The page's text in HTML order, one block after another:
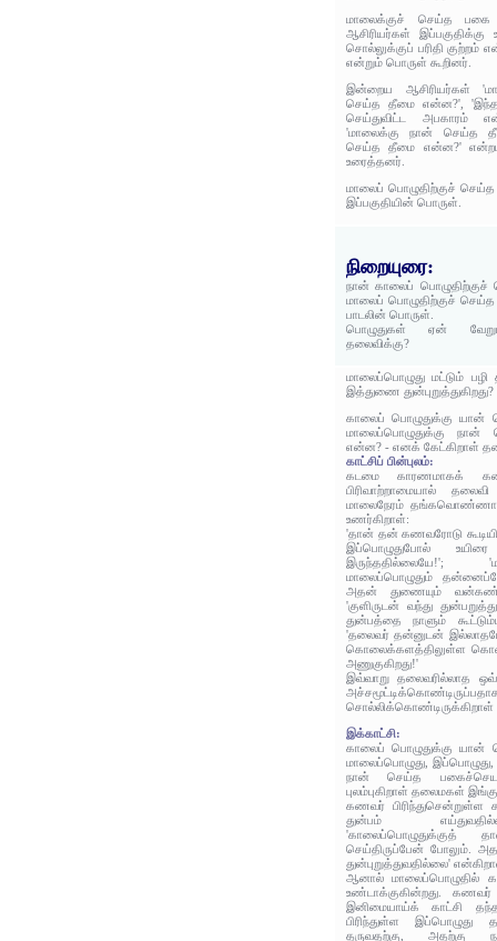
மாலைக்குச் செய்த பகை
ஆசிரியர்கள்
சொல்லுக்குப் பரிதி குற்றம்
என்றும் பொருள் கூறினர்.
இன்றைய ஆசிரியர்கள்
செய்த தீமை என்ன?',
செய்துவிட்ட அபகாரம்
'மாலைக்கு நான் செய்த
செய்த தீமை என்ன?'
உரைத்தனர்.
மாலைப் பொழுதிற்குச்
இப்பகுதியின் பொருள்.
நிறையுரை:
நான் காலைப்
மாலைப் பொழுதிற்குச்
பாடலின் பொருள்.
பொழுதுகள் ஏன்
தலைவிக்கு?
மாலைப்பொழுது மட்டும்
இத்துணை துன்புறுத்துகிறது?
காலைப் பொழுதுக்கு
மாலைப்பொழுதுக்கு
என்ன? - எனக் கேட்கிறாள்
காட்சிப் பின்புலம்:
கடமை காரணமாகக்
பிரிவாற்றாமையால் தலைவி
மாலைநேரம் தங்கவொண்ணா
உணர்கிறாள்:
'தான் தன் கணவரோடு
இப்பொழுதுபோல்
இருந்ததில்லையே!';
மாலைப்பொழுதும்
அதன் துணையும்
'குளிருடன் வந்து
துன்பத்தை நாளும்
'தலைவர் தன்னுடன்
கொலைக்களத்திலுள்ள
அணுகுகிறது!'
இவ்வாறு தலைவரில்லாத
சொல்லிக்கொண்டிருக்கிறாள்
இக்காட்சி:
காலைப் பொழுதுக்கு
மாலைப்பொழுது, இப்பொழுது,
நான் செய்த
புலம்புகிறாள் தலைமகள்
கணவர் பிரிந்துசென்றுள்ள
துன்பம்
செய்திருப்பேன் போலும்.
துன்புறுத்துவதில்லை'
ஆனால் மாலைப்பொழுதில்
உண்டாக்குகின்றது. கணவர்
இனிமையாய்க் காட்சி
பிரிந்துள்ள
தருவதற்கு, அதற்கு